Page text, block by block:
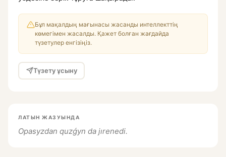
Бұл мақалдың мағынасы жасанды интеллекттің
көмегімен жасалды. Қажет болған жағдайда
түзетулер енгізіңіз.
Түзету ұсыну
ЛАТЫН ЖАЗУЫНДА
Opasyzdan quzǵyn da jırenedi.